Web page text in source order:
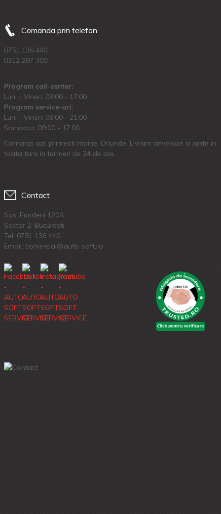
Comanda prin telefon
0751 136 440
0312 287 300
Program call-center:
Luni - Vineri: 09:00 - 17:00
Program service-uri:
Luni - Vineri: 09.00 - 21:00
Sambata: 09:00 - 17:00
Comanzi azi, primesti maine. Oriunde. Livram anvelope si jante in
toata tara in termen de 24 de ore.
Contact
Sos. Fundeni 120A
Sector 2, Bucuresti
Tel: 0751 136 440
Email: comercial@auto-soft.ro